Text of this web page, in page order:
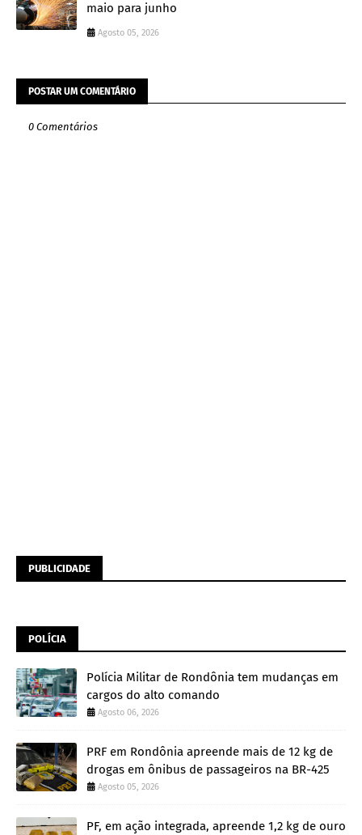
maio para junho
Agosto 05, 2026
POSTAR UM COMENTÁRIO
0 Comentários
PUBLICIDADE
POLÍCIA
Polícia Militar de Rondônia tem mudanças em
cargos do alto comando
Agosto 06, 2026
PRF em Rondônia apreende mais de 12 kg de
drogas em ônibus de passageiros na BR-425
Agosto 05, 2026
PF, em ação integrada, apreende 1,2 kg de ouro